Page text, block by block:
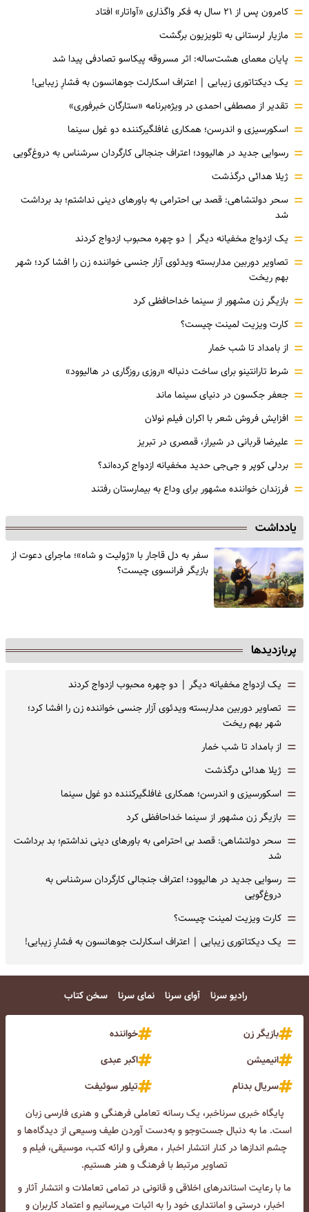
= کامرون پس از ۲۱ سال به فکر واگذاری «آواتار» افتاد
= مازیار لرستانی به تلویزیون برگشت
= پایان معمای هشت‌ساله: اثر مسروقه پیکاسو تصادفی پیدا شد
= یک دیکتاتوری زیبایی | اعتراف اسکارلت جوهانسون به فشارِ زیبایی!
= تقدیر از مصطفی احمدی در ویژه‌برنامه «ستارگان خبرفوری»
= اسکورسیزی و اندرسن؛ همکاری غافلگیرکننده دو غول سینما
= رسوایی جدید در هالیوود؛ اعتراف جنجالی کارگردان سرشناس به دروغ‌گویی
= ژیلا هدائی درگذشت
= سحر دولتشاهی: قصد بی احترامی به باورهای دینی نداشتم؛ بد برداشت
شد
= یک ازدواج مخفیانه دیگر | دو چهره محبوب ازدواج کردند
= تصاویر دوربین مداربسته ویدئوی آزار جنسی خواننده زن را افشا کرد؛ شهر
بهم ریخت
= بازیگر زن مشهور از سینما خداحافظی کرد
= کارت ویزیت لمینت چیست؟
= از بامداد تا شب خمار
= شرط تارانتینو برای ساخت دنباله «روزی روزگاری در هالیوود»
= جعفر جکسون در دنیای سینما ماند
= افزایش فروش شعر با اکران فیلم نولان
= علیرضا قربانی در شیراز، قمصری در تبریز
= بردلی کوپر و جی‌جی حدید مخفیانه ازدواج کرده‌اند؟
= فرزندان خواننده مشهور برای وداع به بیمارستان رفتند
یادداشت
سفر به دل قاجار با «ژولیت و شاه»؛ ماجرای دعوت از
‌بازیگر فرانسوی چیست؟
پربازدیدها
= یک ازدواج مخفیانه دیگر | دو چهره محبوب ازدواج کردند
= تصاویر دوربین مداربسته ویدئوی آزار جنسی خواننده زن را افشا کرد؛
شهر بهم ریخت
= از بامداد تا شب خمار
= ژیلا هدائی درگذشت
= اسکورسیزی و اندرسن؛ همکاری غافلگیرکننده دو غول سینما
= بازیگر زن مشهور از سینما خداحافظی کرد
= سحر دولتشاهی: قصد بی احترامی به باورهای دینی نداشتم؛ بد برداشت
شد
= رسوایی جدید در هالیوود؛ اعتراف جنجالی کارگردان سرشناس به
دروغ‌گویی
= کارت ویزیت لمینت چیست؟
= یک دیکتاتوری زیبایی | اعتراف اسکارلت جوهانسون به فشارِ زیبایی!
رادیو سرنا آوای سرنا نمای سرنا سخن کتاب
بازیگر زن
خواننده
انیمیشن
اکبر عبدی
سریال بدنام
تیلور سوئیفت
پایگاه خبری سرناخبر، یک رسانه تعاملی فرهنگی و هنری فارسی زبان
است. ما به دنبال جست‌و‌جو و به‌دست آوردن طیف وسیعی از دیدگاه‌ها و
چشم انداز‌ها در کنار انتشار اخبار ، معرفی و ارائه کتب، موسیقی، فیلم و
تصاویر مرتبط با فرهنگ و هنر هستیم.
ما با رعایت استاندرهای اخلاقی و قانونی در تمامی تعاملات و انتشار آثار و
اخبار، درستی و امانتداری خود را به اثبات می‌رسانیم و اعتماد کاربران و